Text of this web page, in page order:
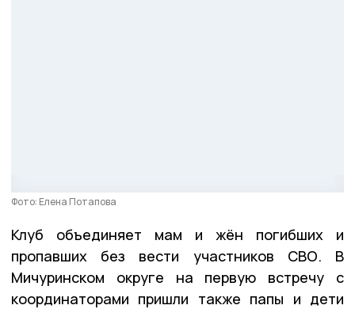
Фото: Елена Потапова
Клуб объединяет мам и жён погибших и
пропавших без вести участников СВО. В
Мичуринском округе на первую встречу с
координаторами пришли также папы и дети